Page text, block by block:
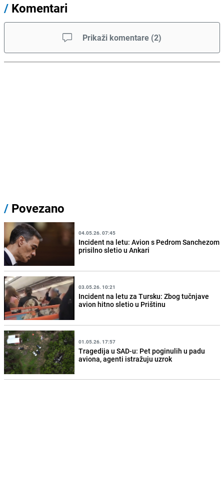
/ Komentari
Prikaži komentare (2)
/ Povezano
04.05.26. 07:45
Incident na letu: Avion s Pedrom Sanchezom
prisilno sletio u Ankari
03.05.26. 10:21
Incident na letu za Tursku: Zbog tučnjave
avion hitno sletio u Prištinu
01.05.26. 17:57
Tragedija u SAD-u: Pet poginulih u padu
aviona, agenti istražuju uzrok